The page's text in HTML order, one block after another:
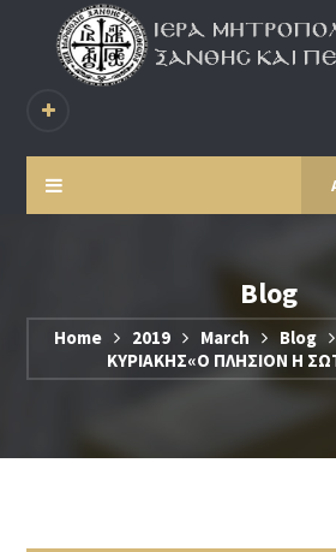
Blog
Home 2019 March Blog
ΚΥΡΙΑΚΗΣ«Ο ΠΛΗΣΙΟΝ Η